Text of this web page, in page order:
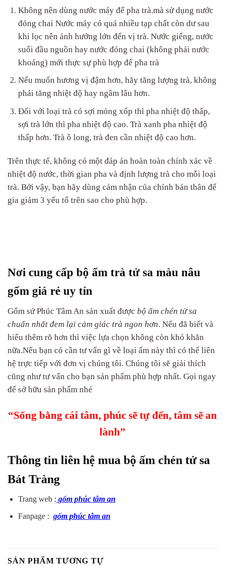
Không nên dùng nước máy để pha trà.mà sử dụng nước
đóng chai Nước máy có quá nhiều tạp chất còn dư sau
khi lọc nên ảnh hưởng lớn đến vị trà. Nước giếng, nước
suối đầu nguồn hay nước đóng chai (không phải nước
khoáng) mới thực sự phù hợp để pha trà
Nếu muốn hương vị đậm hơn, hãy tăng lượng trà, không
phải tăng nhiệt độ hay ngâm lâu hơn.
Đối với loại trà có sợi mỏng xốp thì pha nhiệt độ thấp,
sợi trà lớn thì pha nhiệt độ cao. Trà xanh pha nhiệt độ
thấp hơn. Trà ô long, trà đen cần nhiệt độ cao hơn.
Trên thực tế, không có một đáp án hoàn toàn chính xác về
nhiệt độ nước, thời gian pha và định lượng trà cho mỗi loại
trà. Bởi vậy, bạn hãy dùng cảm nhận của chính bản thân để
gia giảm 3 yếu tố trên sao cho phù hợp.
Nơi cung cấp bộ ấm trà tử sa màu nâu
gốm giá rẻ uy tín
Gốm sứ Phúc Tâm An sản xuất được bộ ấm chén tử sa
chuẩn nhất đem lại cảm giác trà ngon hơn. Nếu đã biết và
hiểu thêm rõ hơn thì việc lựa chọn không còn khó khăn
nữa.Nếu bạn có cần tư vấn gì về loại ấm này thì có thể liên
hệ trực tiếp với đơn vị chúng tôi. Chúng tôi sẽ giải thích
cũng như tư vấn cho bạn sản phẩm phù hợp nhất. Gọi ngay
để sở hữu sản phẩm nhé
“Sống bằng cái tâm, phúc sẽ tự đến, tâm sẽ an
lành”
Thông tin liên hệ mua bộ ấm chén tử sa
Bát Tràng
Trang web : gốm phúc tâm an
Fanpage : gốm phúc tâm an
SẢN PHẨM TƯƠNG TỰ